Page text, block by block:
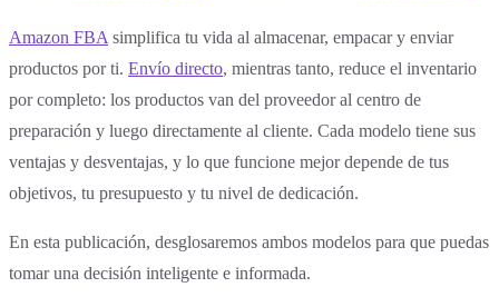
Amazon FBA simplifica tu vida al almacenar, empacar y enviar
productos por ti. Envío directo, mientras tanto, reduce el inventario
por completo: los productos van del proveedor al centro de
preparación y luego directamente al cliente. Cada modelo tiene sus
ventajas y desventajas, y lo que funcione mejor depende de tus
objetivos, tu presupuesto y tu nivel de dedicación.
En esta publicación, desglosaremos ambos modelos para que puedas
tomar una decisión inteligente e informada.